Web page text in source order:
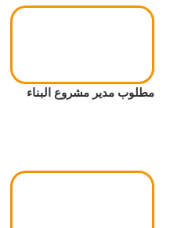
مطلوب مدير مشروع البناء